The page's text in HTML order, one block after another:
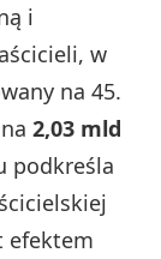
i
w
na 45.
na2,03 mld
podkreśla
efektem